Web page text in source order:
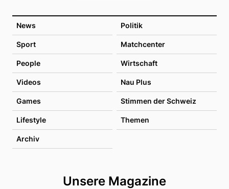
News Politik
Sport Matchcenter
People Wirtschaft
Videos Nau Plus
Games Stimmen der Schweiz
Lifestyle Themen
Archiv
Unsere Magazine